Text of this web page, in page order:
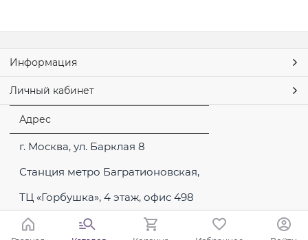
Информация
Личный кабинет
Адрес
г. Москва, ул. Барклая 8
Станция метро Багратионовская,
ТЦ «Горбушка», 4 этаж, офис 498